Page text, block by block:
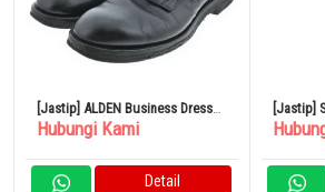
[Jastip] ALDEN Business Dress
Shoes
Hubungi Kami
Detail
[Jastip]
Boost